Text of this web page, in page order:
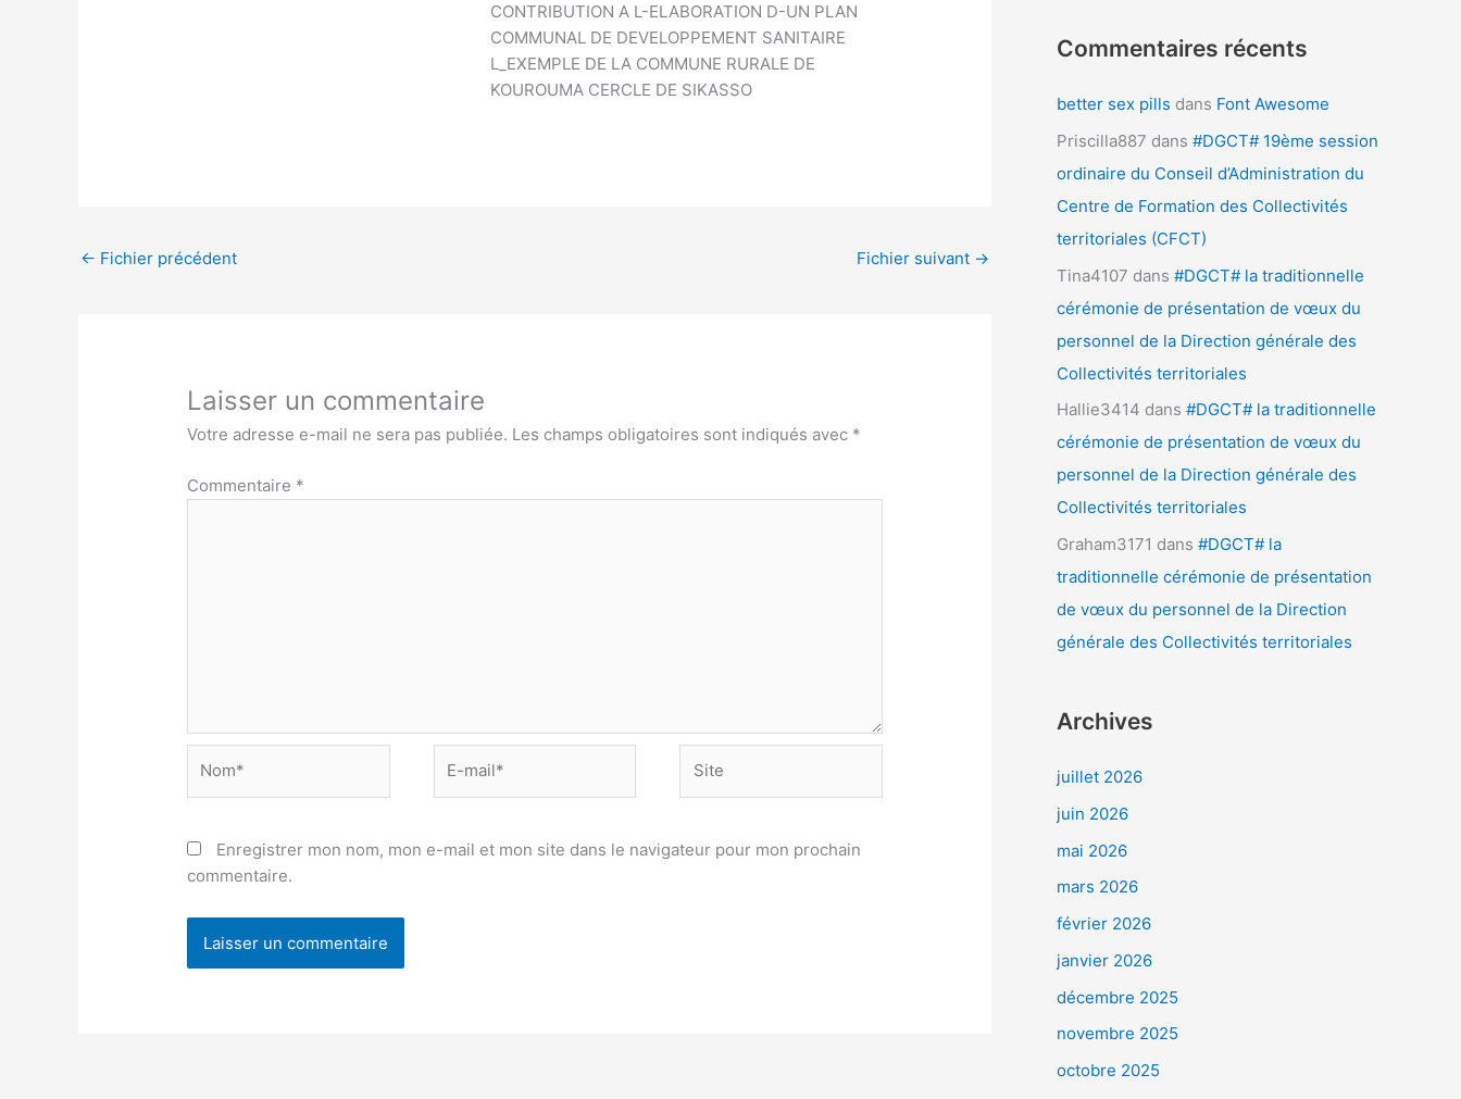
CONTRIBUTION A L-ELABORATION D-UN PLAN
COMMUNAL DE DEVELOPPEMENT SANITAIRE
L_EXEMPLE DE LA COMMUNE RURALE DE
KOUROUMA CERCLE DE SIKASSO
← Fichier précédent Fichier suivant →
Laisser un commentaire
Votre adresse e-mail ne sera pas publiée. Les champs obligatoires sont indiqués avec *
Commentaire *
mail*
Enregistrer mon nom, mon e-mail et mon site dans le navigateur pour mon prochain
commentaire.
Commentaires récents
better sex pills dans Font Awesome
Priscilla887 dans #DGCT# 19ème session
ordinaire du Conseil d’Administration du
Centre de Formation des Collectivités
territoriales (CFCT)
Tina4107 dans #DGCT# la traditionnelle
cérémonie de présentation de vœux du
personnel de la Direction générale des
Collectivités territoriales
Hallie3414 dans #DGCT# la traditionnelle
cérémonie de présentation de vœux du
personnel de la Direction générale des
Collectivités territoriales
Graham3171 dans #DGCT# la
traditionnelle cérémonie de présentation
de vœux du personnel de la Direction
générale des Collectivités territoriales
Archives
juillet 2026
juin 2026
mai 2026
mars 2026
février 2026
janvier 2026
décembre 2025
novembre 2025
octobre 2025